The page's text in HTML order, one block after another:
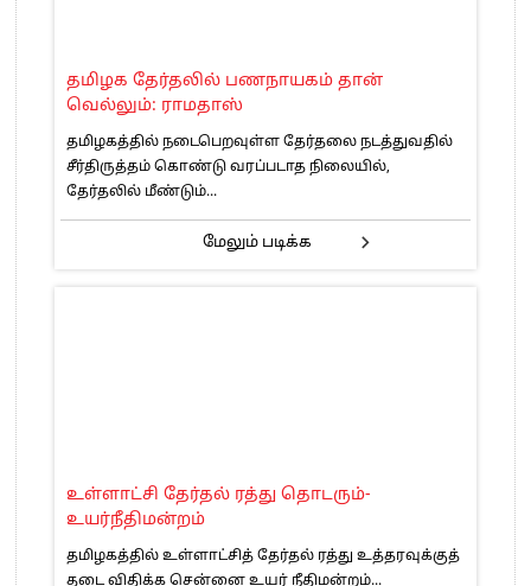
தமிழக தேர்தலில் பணநாயகம் தான்
வெல்லும்: ராமதாஸ்
தமிழகத்தில் நடைபெறவுள்ள தேர்தலை நடத்துவதில்
சீர்திருத்தம் கொண்டு வரப்படாத நிலையில்,
தேர்தலில் மீண்டும்...
மேலும் படிக்க
உள்ளாட்சி தேர்தல் ரத்து தொடரும்-
உயர்நீதிமன்றம்
தமிழகத்தில் உள்ளாட்சித் தேர்தல் ரத்து உத்தரவுக்குத்
தடை விதிக்க சென்னை உயர் நீதிமன்றம்...